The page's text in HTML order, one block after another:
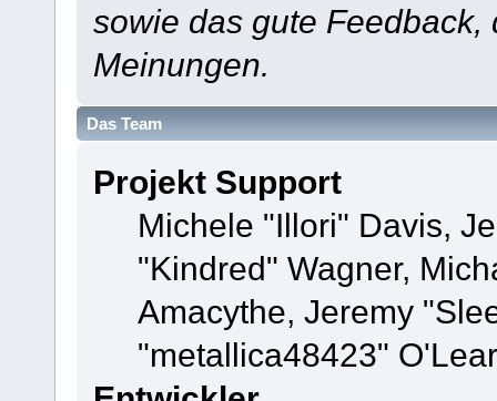
sowie das gute
Meinungen.
Das Team
Projekt Support
Michele "Illori" Davis,
"Kindred" Wagner,
Amacythe, Jeremy
"metallica48423"